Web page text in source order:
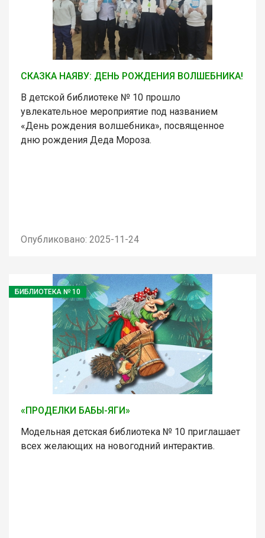
СКАЗКА НАЯВУ: ДЕНЬ РОЖДЕНИЯ ВОЛШЕБНИКА!
В детской библиотеке № 10 прошло
увлекательное мероприятие под названием
«День рождения волшебника», посвященное
дню рождения Деда Мороза.
Опубликовано: 2025-11-24
БИБЛИОТЕКА № 10
«ПРОДЕЛКИ БАБЫ-ЯГИ»
Модельная детская библиотека № 10 приглашает
всех желающих на новогодний интерактив.